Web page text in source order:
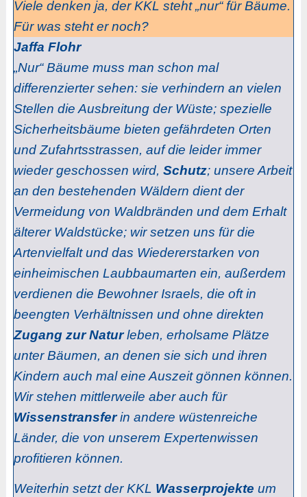
Viele denken ja, der KKL steht „nur“ für Bäume.
Für was steht er noch?
Jaffa Flohr
„Nur“ Bäume muss man schon mal
differenzierter sehen: sie verhindern an vielen
Stellen die Ausbreitung der Wüste; spezielle
Sicherheitsbäume bieten gefährdeten Orten
und Zufahrtsstrassen, auf die leider immer
wieder geschossen wird, Schutz; unsere Arbeit
an den bestehenden Wäldern dient der
Vermeidung von Waldbränden und dem Erhalt
älterer Waldstücke; wir setzen uns für die
Artenvielfalt und das Wiedererstarken von
einheimischen Laubbaumarten ein, außerdem
verdienen die Bewohner Israels, die oft in
beengten Verhältnissen und ohne direkten
Zugang zur Naturleben, erholsame Plätze
unter Bäumen, an denen sie sich und ihren
Kindern auch mal eine Auszeit gönnen können.
Wir stehen mittlerweile aber auch für
Wissenstransferin andere wüstenreiche
Länder, die von unserem Expertenwissen
profitieren können.
Weiterhin setzt der KKL Wasserprojekte um